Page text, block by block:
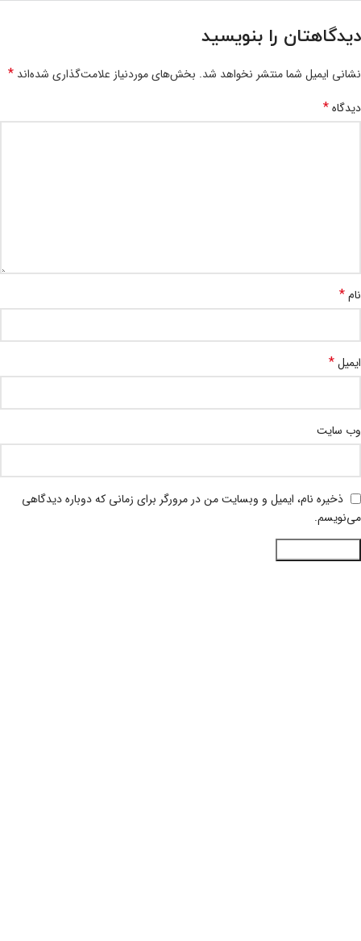
دیدگاهتان را بنویسید
نشانی ایمیل شما منتشر نخواهد شد. بخش‌های موردنیاز علامت‌گذاری شده‌اند *
دیدگاه*
نام*
ایمیل*
وب‌ سایت
ذخیره نام، ایمیل و وبسایت من در مرورگر برای زمانی که دوباره دیدگاهی
می‌نویسم.